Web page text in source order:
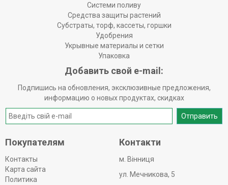
Системи поливу
Средства защиты растений
Субстраты, торф, кассеты, горшки
Удобрения
Укрывные материалы и сетки
Упаковка
Добавить свой e-mail:
Подпишись на обновления, эксклюзивные предложения,
информацию о новых продуктах, скидках
Отправить
Покупателям
Контакты
Карта сайта
Политика
Контакти
м. Вінниця
ул. Мечникова, 5